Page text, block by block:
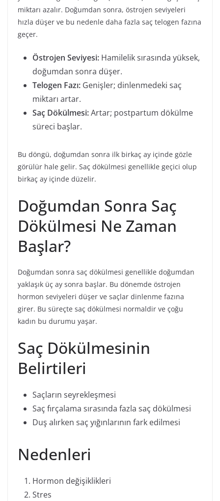
miktarı azalır. Doğumdan sonra, östrojen seviyeleri
hızla düşer ve bu nedenle daha fazla saç telogen fazına
geçer.
Östrojen Seviyesi: Hamilelik sırasında yüksek,
doğumdan sonra düşer.
Telogen Fazı: Genişler; dinlenmedeki saç
miktarı artar.
Saç Dökülmesi:Artar; postpartum dökülme
süreci başlar.
Bu döngü, doğumdan sonra ilk birkaç ay içinde gözle
görülür hale gelir. Saç dökülmesi genellikle geçici olup
birkaç ay içinde düzelir.
Doğumdan Sonra Saç
Dökülmesi Ne Zaman
Başlar?
Doğumdan sonra saç dökülmesi genellikle doğumdan
yaklaşık üç ay sonra başlar. Bu dönemde östrojen
hormon seviyeleri düşer ve saçlar dinlenme fazına
girer. Bu süreçte saç dökülmesi normaldir ve çoğu
kadın bu durumu yaşar.
Saç Dökülmesinin
Belirtileri
Saçların seyrekleşmesi
Saç fırçalama sırasında fazla saç dökülmesi
Duş alırken saç yığınlarının fark edilmesi
Nedenleri
Hormon değişiklikleri
Stres